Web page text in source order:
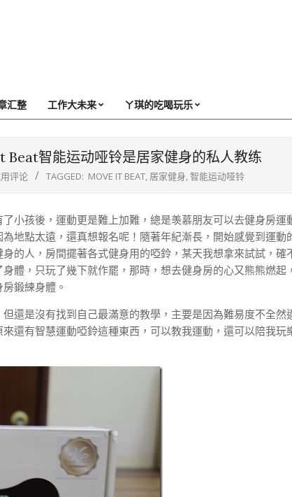
汇整 工作大未来 ㄚ琪的吃喝玩乐
Beat智能运动哑铃是居家健身的私人教练
评论 TAGGED: MOVE IT BEAT, 居家健身,智能运动哑铃
小孩後，運動更是難上加難，總是羡慕朋友可以去健身房運
地點太遠，還真想報名呢！隨著年紀漸長，開始感覺到運動
的人，房間擺著各式健身用的啞鈴，某天我想拿來試試，確
體，只玩了幾下就作罷，那時，想去健身房的心又熊熊燃起
鍛練身體。
還是沒有找到自己最滿意的教學，主要是因為難易度不全然
還有智慧運動啞鈴這種東西，可以教我運動，還可以陪我玩